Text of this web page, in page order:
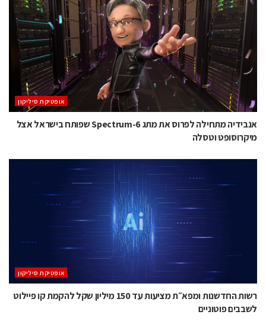
אופטיקת סיליקון
אנבידיה מתחילה לפרוס את מתג Spectrum-6 שפותח בישראל אצל
מיקרוסופט וטסלה
אופטיקת סיליקון
רשות החדשנות ומפא״ת מציעות עד 150 מיליון שקל להקמת קו פיילוט
לשבבים פוטוניים